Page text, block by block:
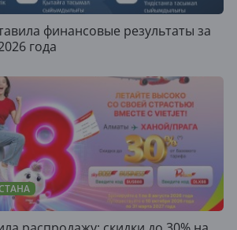
финансовые результаты за
года